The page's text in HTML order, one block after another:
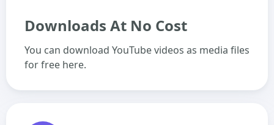
Downloads At No Cost
You can download YouTube videos as media files
for free here.